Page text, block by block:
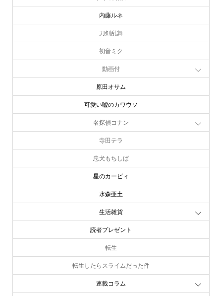
内藤ルネ
刀剣乱舞
初音ミク
動画付
原田オサム
可愛い嘘のカワウソ
名探偵コナン
寺田テラ
忠犬もちしば
星のカービィ
水森亜土
生活雑貨
読者プレゼント
転生
転生したらスライムだった件
連載コラム
share me!